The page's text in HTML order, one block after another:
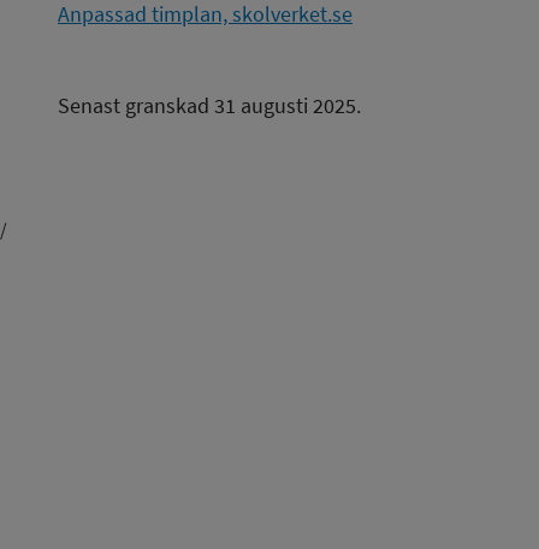
Anpassad timplan, skolverket.se
Senast granskad 31 augusti 2025.
/